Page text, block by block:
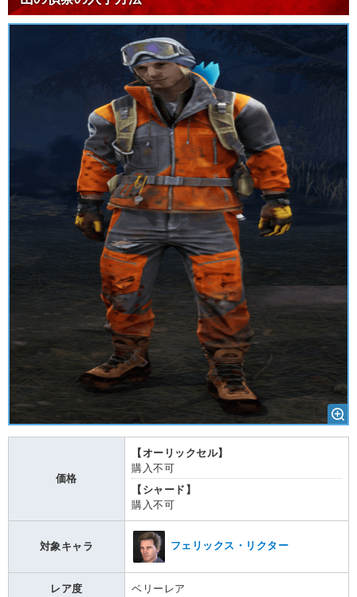
価格
【オーリックセル】
購入不可
【シャード】
購入不可
対象キャラ フェリックス・リクター
レア度 ベリーレア